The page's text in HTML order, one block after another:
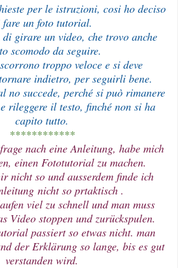
per le istruzioni, cosi ho deciso
un foto tutorial.
girare un video, che trovo anche
scomodo da seguire.
troppo veloce e si deve
indietro, per seguirli bene.
no succede, perché si può rimanere
rileggere il testo, finché non si ha
capito tutto.
************
nach eine Anleitung, habe mich
einen Fototutorial zu machen.
nicht so und ausserdem finde ich
nicht so prtaktisch .
viel zu schnell und man muss
Video stoppen und zurückspulen.
passiert so etwas nicht. man
der Erklärung so lange, bis es gut
verstanden wird.